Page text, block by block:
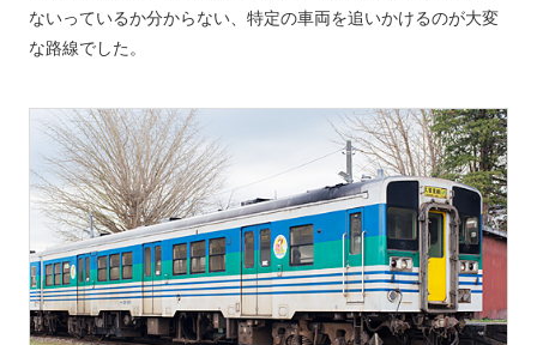
ないっているか分からない、特定の車両を追いかけるのが大変
な路線でした。